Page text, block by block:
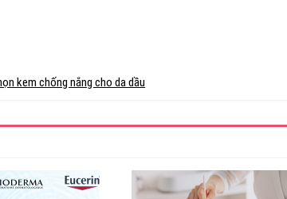
kem chống nắng cho da dầu